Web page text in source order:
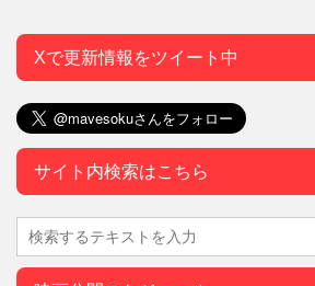
Xで更新情報をツイート中
サイト内検索はこちら